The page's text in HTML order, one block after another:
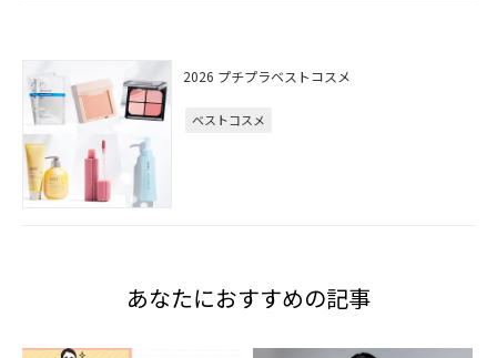
2026 プチプラベストコスメ
ベストコスメ
あなたにおすすめの記事